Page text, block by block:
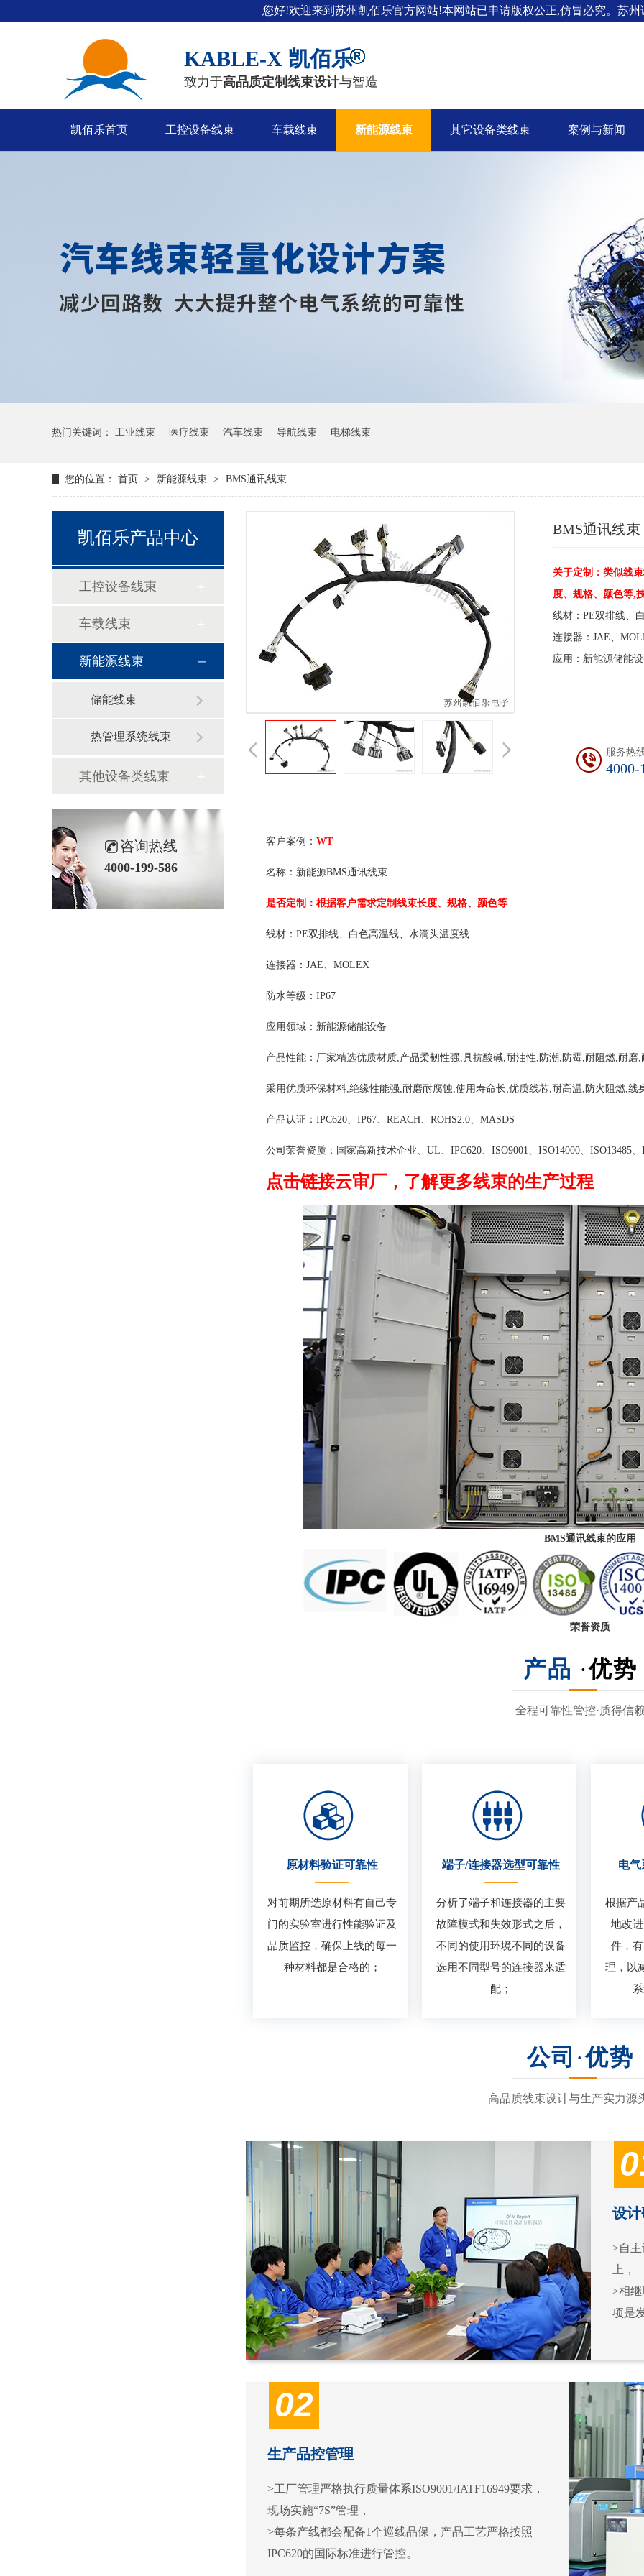
您好!欢迎来到苏州凯佰乐官方网站!本网站已申请版权公正,仿冒必究。苏州
KABLE-X 凯佰乐
致力于高品质定制线束设计与智造
凯佰乐首页 工控设备线束 车载线束 新能源线束 其它设备类线束 案例与新闻
热门关键词： 工业线束 医疗线束 汽车线束 导航线束 电梯线束
您的位置： 首页 > 新能源线束 > BMS通讯线束
BMS通讯线束
关于定制：类似线
度、规格、颜色等,
线材：PE双排线、
连接器：JAE、
应用：新能源储能
服务热
4000-
客户案例： WT
名称：新能源BMS通讯线束 加
是否定制：根据客户需求定制线束长度、规格、颜色等
线材：PE双排线、白色高温线、水滴头温
连接器：JAE、MOLEX 绝
防水等级：IP67 绝缘
应用领域：新能源储能设备
产品性能：厂家精选优质材质,产品柔韧性强,具抗酸碱,耐油性,防潮,防霉,耐阻燃,耐
采用优质环保材料,绝缘性能强,耐磨耐腐蚀,使用寿命长;优质线芯,耐高温,防火阻燃,线
产品认证：IPC620、IP67、REACH、ROHS2.0、MASDS
公司荣誉资质：国家高新技术企业、UL、IPC620、ISO9001、ISO14000、ISO13485、
点击链接云审厂，了解更多线束的生产过程
BMS通讯线束的应用
荣誉资质
产品 ·优势
全程可靠性管控·质得信
原材料验证可靠性
对前期所选原材料有自己专
门的实验室进行性能验证及
品质监控，确保上线的每一
种材料都是合格的；
端子/连接器选型可靠性
分析了端子和连接器的主要
故障模式和失效形式之后，
不同的使用环境不同的设备
选用不同型号的连接器来适
配；
电气
根据产
地改
件，
理，以
公司 ·优势
高品质线束设计与生产实力源
设
>自
上，
>相
项是
02
生产品控管理
>工厂管理严格执行质量体系ISO9001/IATF16949要求，
现场实施“7S”管理，
>每条产线都会配备1个巡线品保，产品工艺严格按照
IPC620的国际标准进行管控。
凯佰乐产品中心
工控设备线束
车载线束
新能源线束
储能线束
热管理系统线束
其他设备类线束
咨询热线
4000-199-586